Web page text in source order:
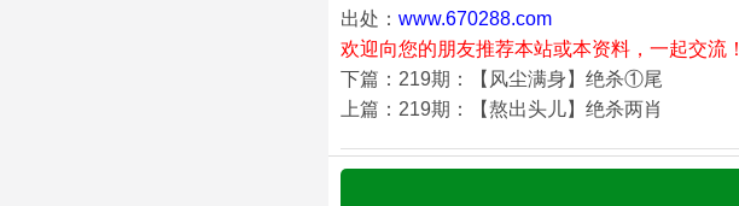
出处： www.670288.com
欢迎向您的朋友推荐本站或本资料，一起交流！
下篇：219期：【风尘满身】绝杀①尾
上篇：219期：【熬出头儿】绝杀两肖